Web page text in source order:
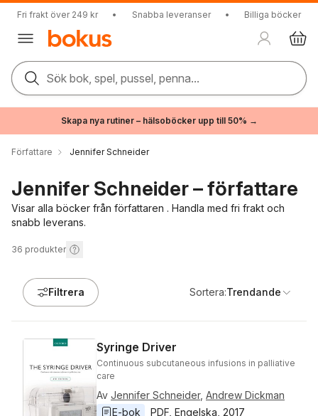
Fri frakt över 249 kr • Snabba leveranser • Billiga böcker
Sök bok, spel, pussel, penna...
Skapa nya rutiner – hälsoböcker upp till 50% →
Författare Jennifer Schneider
Jennifer Schneider – författare
Visar alla böcker från författaren . Handla med fri frakt och
snabb leverans.
36 produkter
Filtrera Sortera:Trendande
Syringe Driver
Continuous subcutaneous infusions in palliative
care
Av Jennifer Schneider, Andrew Dickman
E-bok
PDF Engelska 2017